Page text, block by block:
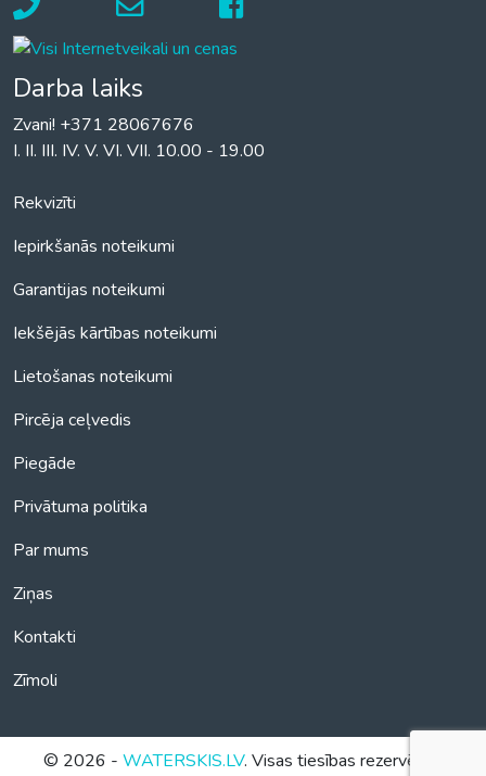
Darba laiks
Zvani! +371 28067676
I. II. III. IV. V. VI. VII. 10.00 - 19.00
Rekvizīti
Iepirkšanās noteikumi
Garantijas noteikumi
Iekšējās kārtības noteikumi
Lietošanas noteikumi
Pircēja ceļvedis
Piegāde
Privātuma politika
Par mums
Ziņas
Kontakti
Zīmoli
© 2026 - WATERSKIS.LV. Visas tiesības rezervētas.